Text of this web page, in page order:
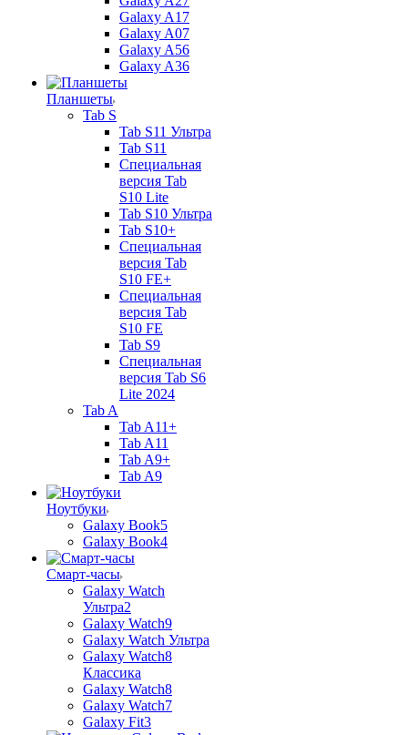
Galaxy A17
Galaxy A07
Galaxy A56
Galaxy A36
Планшеты
Tab S
Tab S11 Ультра
Tab S11
Специальная
версия Tab
S10 Lite
Tab S10 Ультра
Tab S10+
Специальная
версия Tab
S10 FE+
Специальная
версия Tab
S10 FE
Tab S9
Специальная
версия Tab S6
Lite 2024
Tab A
Tab A11+
Tab A11
Tab A9+
Tab A9
Ноутбуки
Galaxy Book5
Galaxy Book4
Смарт-часы
Galaxy Watch
Ультра2
Galaxy Watch9
Galaxy Watch Ультра
Galaxy Watch8
Классика
Galaxy Watch8
Galaxy Watch7
Galaxy Fit3